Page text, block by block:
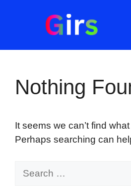
Nothing
It seems we can’t find
Perhaps searching can